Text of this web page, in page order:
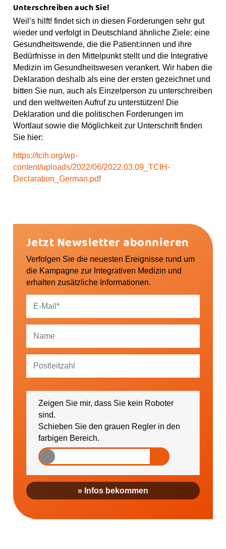
Unterschreiben auch Sie!
Weil’s hilft! findet sich in diesen Forderungen sehr gut
wieder und verfolgt in Deutschland ähnliche Ziele: eine
Gesundheitswende, die die Patient:innen und ihre
Bedürfnisse in den Mittelpunkt stellt und die Integrative
Medizin im Gesundheitswesen verankert. Wir haben die
Deklaration deshalb als eine der ersten gezeichnet und
bitten Sie nun, auch als Einzelperson zu unterschreiben
und den weltweiten Aufruf zu unterstützen! Die
Deklaration und die politischen Forderungen im
Wortlaut sowie die Möglichkeit zur Unterschrift finden
Sie hier:
https://tcih.org/wp-
content/uploads/2022/06/2022.03.09_TCIH-
Declaration_German.pdf
Jetzt Newsletter abonnieren
Verfolgen Sie die neuesten Ereignisse rund um
die Kampagne zur Integrativen Medizin und
erhalten zusätzliche Informationen.
Veranstaltungen sowie regionale Ereignisse (falls
gewünscht bitte PLZ eintragen) informieren darf.
Zeigen Sie mir, dass Sie kein Roboter
sind.
Schieben Sie den grauen Regler in den
farbigen Bereich.
» Infos bekommen